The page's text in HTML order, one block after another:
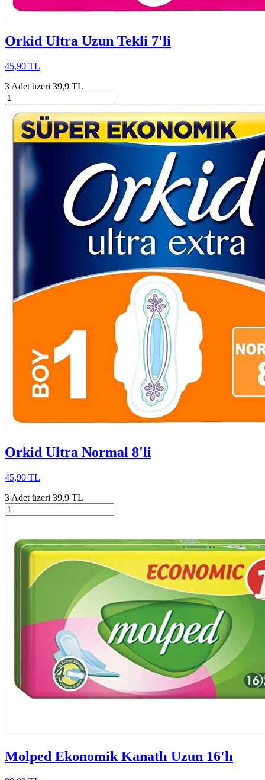
Orkid Ultra Uzun Tekli 7'li
45,90 TL
3 Adet üzeri 39,9 TL
Orkid Ultra Normal 8'li
45,90 TL
3 Adet üzeri 39,9 TL
Molped Ekonomik Kanatlı Uzun 16'lı